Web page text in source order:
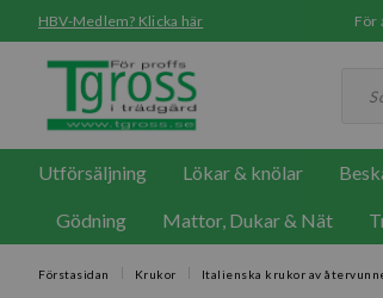
HBV-Medlem? Klicka här För
Utförsäljning Lökar & knölar
Gödning Mattor, Dukar & Nät
Förstasidan Krukor Italienska krukor av